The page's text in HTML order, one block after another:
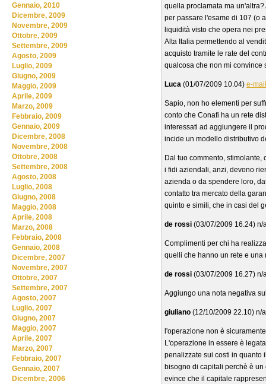
quella proclamata ma
per passare l'esame di 107 (o
liquidità visto che opera nei
Alta Italia permettendo al
acquisto tramite le rate del
qualcosa che non mi
Luca (01/07/2009 10.04) e-mail
Sapio, non ho elementi per
conto che Conafi ha un rete
interessati ad aggiungere il
incide un modello distributivo
Dal tuo commento,
i fidi aziendali, anzi, devono
azienda o da spendere loro,
contatto tra mercato della
quinto e simili, che in casi del
de rossi (03/07/2009 16.24) n/
Complimenti per chi ha
quelli che hanno un rete e
de rossi (03/07/2009 16.27) n/
Aggiungo una nota negativa
giuliano (12/10/2009 22.10) n/a
l'operazione non è
L'operazione in essere è
penalizzate sui costi in quanto
bisogno di capitali perchè è
evince che il capitale
Gennaio, 2010
Dicembre, 2009
Novembre, 2009
Ottobre, 2009
Settembre, 2009
Agosto, 2009
Luglio, 2009
Giugno, 2009
Maggio, 2009
Aprile, 2009
Marzo, 2009
Febbraio, 2009
Gennaio, 2009
Dicembre, 2008
Novembre, 2008
Ottobre, 2008
Settembre, 2008
Agosto, 2008
Luglio, 2008
Giugno, 2008
Maggio, 2008
Aprile, 2008
Marzo, 2008
Febbraio, 2008
Gennaio, 2008
Dicembre, 2007
Novembre, 2007
Ottobre, 2007
Settembre, 2007
Agosto, 2007
Luglio, 2007
Giugno, 2007
Maggio, 2007
Aprile, 2007
Marzo, 2007
Febbraio, 2007
Gennaio, 2007
Dicembre, 2006